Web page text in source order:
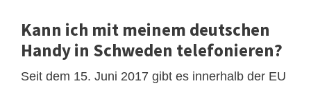
Kann ich mit meinem deutschen
Handy in Schweden telefonieren?
Seit dem 15. Juni 2017 gibt es innerhalb der EU